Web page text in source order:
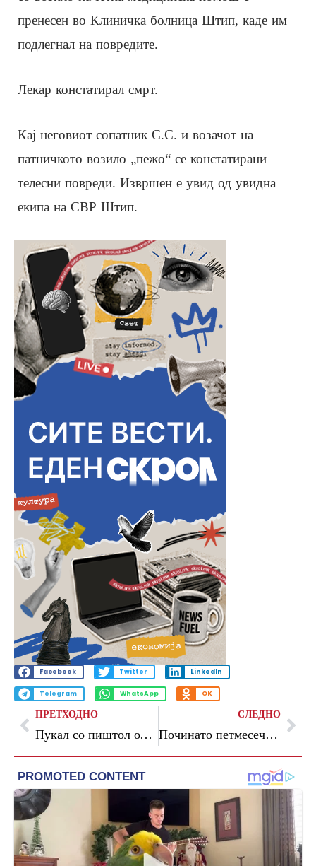
пренесен во Клиничка болница Штип, каде им
подлегнал на повредите.
Лекар констатирал смрт.
Кај неговиот сопатник С.С. и возачот на
патничкото возило „пежо“ се констатирани
телесни повреди. Извршен е увид од увидна
екипа на СВР Штип.
Facebook Twitter LinkedIn
Telegram WhatsApp OK
ПРЕТХОДНО
Пукал со пиштол од автомобил во Аеродром, полиција го уапси
СЛЕДНО
Починато петмесечно бебе донесено на Детската клиника